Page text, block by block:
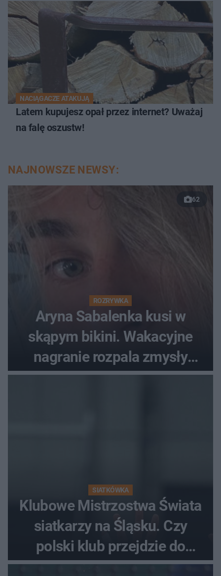
NACIĄGACZE ATAKUJĄ
Latem kupujesz opał przez internet? Uważaj
na falę oszustw!
NAJNOWSZE NEWSY:
62
ROZRYWKA
Aryna Sabalenka kusi w
skąpym bikini. Wakacyjne
nagranie rozpala zmysły
fanów
SIATKÓWKA
Klubowe Mistrzostwa Świata
siatkarzy na Śląsku. Czy
polski klub przejdzie do
historii